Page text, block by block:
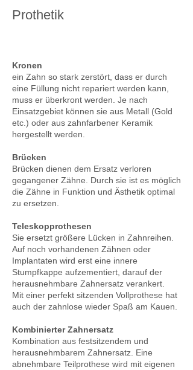
Prothetik
Kronen
ein Zahn so stark zerstört, dass er durch
eine Füllung nicht repariert werden kann,
muss er überkront werden. Je nach
Einsatzgebiet können sie aus Metall (Gold
etc.) oder aus zahnfarbener Keramik
hergestellt werden.
Brücken
Brücken dienen dem Ersatz verloren
gegangener Zähne. Durch sie ist es möglich
die Zähne in Funktion und Ästhetik optimal
zu ersetzen.
Teleskopprothesen
Sie ersetzt größere Lücken in Zahnreihen.
Auf noch vorhandenen Zähnen oder
Implantaten wird erst eine innere
Stumpfkappe aufzementiert, darauf der
herausnehmbare Zahnersatz verankert.
Mit einer perfekt sitzenden Vollprothese hat
auch der zahnlose wieder Spaß am Kauen.
Kombinierter Zahnersatz
Kombination aus festsitzendem und
herausnehmbarem Zahnersatz. Eine
abnehmbare Teilprothese wird mit eigenen